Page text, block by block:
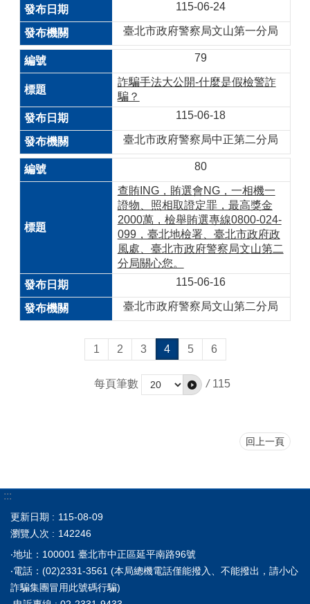
115-06-24
臺北市政府警察局文山第一分局
79
詐騙手法大公開-什麼是假檢警詐
騙？
115-06-18
臺北市政府警察局中正第二分局
80
查賄ING，賄選會NG，一相機一
證物、照相取證定罪，最高獎金
2000萬，檢舉賄選專線0800-024-
099，臺北地檢署、臺北市政府政
風處、臺北市政府警察局文山第二
分局關心您。
115-06-16
臺北市政府警察局文山第二分局
1 2 3 4 5 6
每頁筆數 / 115
回上一頁
:::
更新日期
115-08-09
瀏覽人次
142246
‧地址：100001 臺北市中正區延平南路96號
‧電話：(02)2331-3561 (本局總機電話僅能撥入、不能撥出，請小心
詐騙集團冒用此號碼行騙)